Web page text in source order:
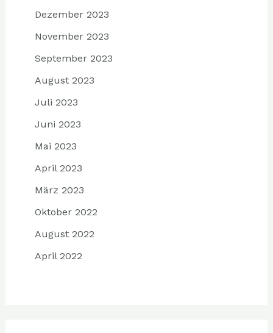
Dezember 2023
November 2023
September 2023
August 2023
Juli 2023
Juni 2023
Mai 2023
April 2023
März 2023
Oktober 2022
August 2022
April 2022